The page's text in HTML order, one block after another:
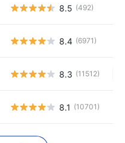
8.5 (492)
8.4 (6971)
8.3 (11512)
8.1 (10701)